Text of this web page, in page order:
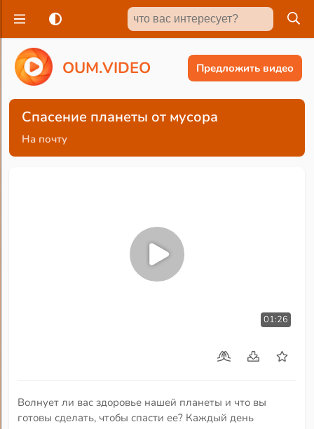
OUM.VIDEO Предложить видео
Спасение планеты от мусора
На почту
01:26
Волнует ли вас здоровье нашей планеты и что вы
готовы сделать, чтобы спасти ее? Каждый день